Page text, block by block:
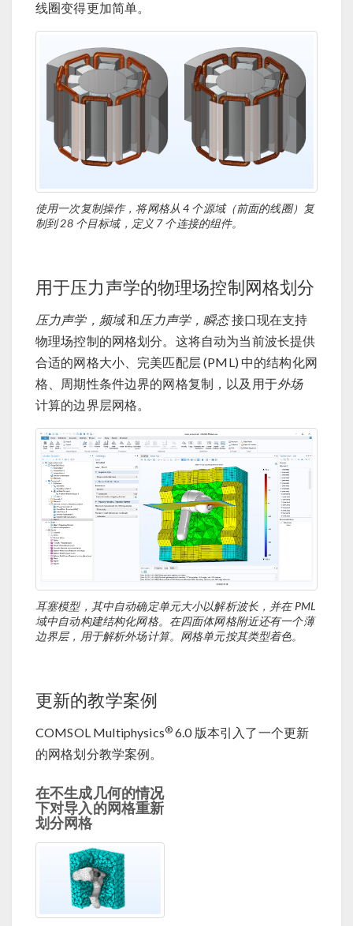
线圈变得更加简单。
使用一次复制操作，将网格从 4 个源域（前面的线圈）复
制到 28 个目标域，定义 7 个连接的组件。
用于压力声学的物理场控制网格划分
压力声学，频域和压力声学，瞬态接口现在支持
物理场控制的网格划分。这将自动为当前波长提供
合适的网格大小、完美匹配层 (PML) 中的结构化网
格、周期性条件边界的网格复制，以及用于外场
计算的边界层网格。
耳塞模型，其中自动确定单元大小以解析波长，并在 PML
域中自动构建结构化网格。在四面体网格附近还有一个薄
边界层，用于解析外场计算。网格单元按其类型着色。
更新的教学案例
COMSOL Multiphysics® 6.0 版本引入了一个更新
的网格划分教学案例。
在不生成几何的情况
下对导入的网格重新
划分网格